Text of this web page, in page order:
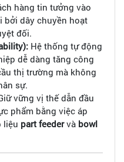
hàng tin tưởng vào
bởi dây chuyền hoạt
đối.
Hệ thống tự động
dễ dàng tăng công
thị trường mà không
sự.
vững vị thế dẫn đầu
phẩm bằng việc áp
liệu part feedervà bowl